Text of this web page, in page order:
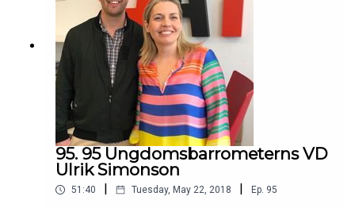
95. 95 Ungdomsbarrometerns VD
Ulrik Simonson
51:40 Tuesday, May 22, 2018 Ep. 95